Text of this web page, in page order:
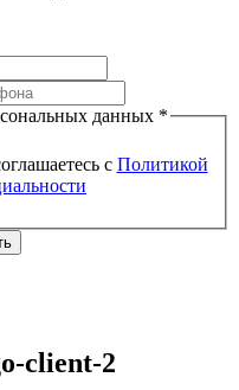
данных *
с Политикой
client-2